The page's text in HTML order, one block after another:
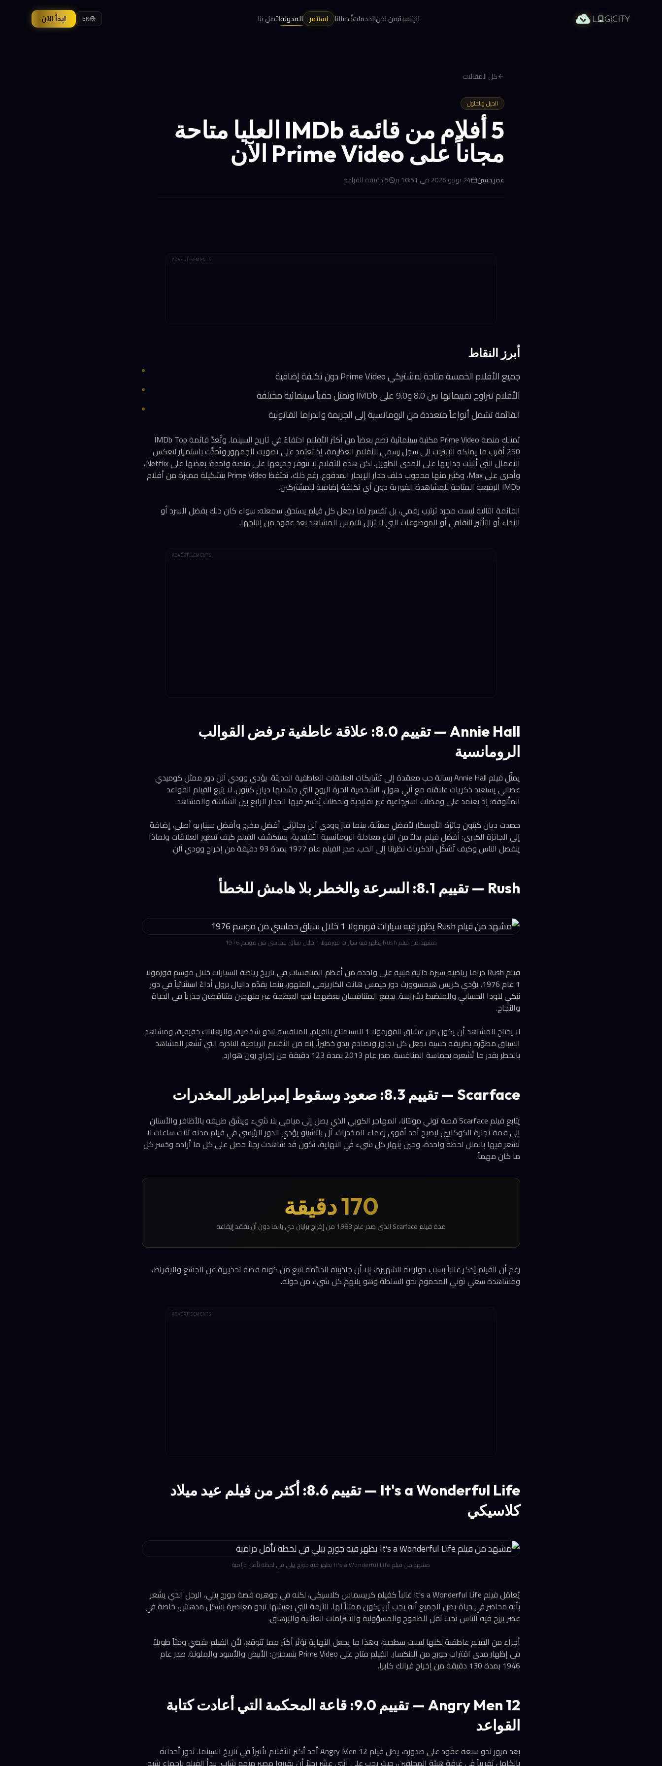
الرئيسيةمن نحنالخدماتأعمالنا استثمر المدونةاتصل بنا EN ابدأ الآن
كل المقالات
الحيل والحلول
5 أفلام من قائمة IMDb العليا متاحة
مجاناً على Prime Video الآن
عمر حسن 24 يونيو 2026 في 10:51 م 5دقيقة للقراءة
ADVERTISEMENTS
أبرز النقاط
جميع الأفلام الخمسة متاحة لمشتركي Prime Video دون تكلفة إضافية
الأفلام تتراوح تقييماتها بين 8.0 و9.0 على IMDb وتمثل حقباً سينمائية مختلفة
القائمة تشمل أنواعاً متعددة من الرومانسية إلى الجريمة والدراما القانونية
تمتلك منصة Prime Video مكتبة سينمائية تضم بعضاً من أكثر الأفلام احتفاءً في تاريخ السينما. وتُعدّ قائمة IMDb Top
250 أقرب ما يملكه الإنترنت إلى سجل رسمي للأفلام العظيمة، إذ تعتمد على تصويت الجمهور وتُحدَّث باستمرار لتعكس
الأعمال التي أثبتت جدارتها على المدى الطويل. لكن هذه الأفلام لا تتوفر جميعها على منصة واحدة؛ بعضها على Netflix،
وأخرى على Max، وكثير منها محجوب خلف جدار الإيجار المدفوع. رغم ذلك، تحتفظ Prime Video بتشكيلة مميزة من أفلام
IMDb الرفيعة المتاحة للمشاهدة الفورية دون أي تكلفة إضافية للمشتركين.
القائمة التالية ليست مجرد ترتيب رقمي، بل تفسير لما يجعل كل فيلم يستحق سمعته: سواء كان ذلك بفضل السرد أو
الأداء أو التأثير الثقافي أو الموضوعات التي لا تزال تلامس المشاهد بعد عقود من إنتاجها.
ADVERTISEMENTS
Annie Hall — تقييم 8.0: علاقة عاطفية ترفض القوالب
الرومانسية
يمثّل فيلم Annie Hall رسالة حب معقدة إلى تشابكات العلاقات العاطفية الحديثة. يؤدي وودي آلن دور ممثل كوميدي
عصابي يستعيد ذكريات علاقته مع آني هول، الشخصية الحرة الروح التي جسّدتها ديان كيتون. لا يتبع الفيلم القواعد
المألوفة؛ إذ يعتمد على ومضات استرجاعية غير تقليدية ولحظات يُكسر فيها الجدار الرابع بين الشاشة والمشاهد.
حصدت ديان كيتون جائزة الأوسكار لأفضل ممثلة، بينما فاز وودي آلن بجائزتي أفضل مخرج وأفضل سيناريو أصلي، إضافة
إلى الجائزة الكبرى: أفضل فيلم. بدلاً من اتباع معادلة الرومانسية التقليدية، يستكشف الفيلم كيف تتطور العلاقات ولماذا
ينفصل الناس وكيف تُشكّل الذكريات نظرتنا إلى الحب. صدر الفيلم عام 1977 بمدة 93 دقيقة من إخراج وودي آلن.
Rush — تقييم 8.1: السرعة والخطر بلا هامش للخطأ
مشهد من فيلم Rush يظهر فيه سيارات فورمولا 1 خلال سباق حماسي من موسم 1976
فيلم Rush دراما رياضية سيرة ذاتية مبنية على واحدة من أعظم المنافسات في تاريخ رياضة السيارات خلال موسم فورمولا
1 عام 1976. يؤدي كريس هيمسوورث دور جيمس هانت الكاريزمي المتهور، بينما يقدّم دانيال برول أداءً استثنائياً في دور
نيكي لاودا الحسابي والمنضبط بشراسة. يدفع المتنافسان بعضهما نحو العظمة عبر منهجين متناقضين جذرياً في الحياة
والنجاح.
لا يحتاج المشاهد أن يكون من عشاق الفورمولا 1 للاستمتاع بالفيلم. المنافسة تبدو شخصية، والرهانات حقيقية، ومشاهد
السباق مصوّرة بطريقة حسية تجعل كل تجاوز وتصادم يبدو خطيراً. إنه من الأفلام الرياضية النادرة التي تُشعر المشاهد
بالخطر بقدر ما تُشعره بحماسة المنافسة. صدر عام 2013 بمدة 123 دقيقة من إخراج رون هوارد.
Scarface — تقييم 8.3: صعود وسقوط إمبراطور المخدرات
يتابع فيلم Scarface قصة توني مونتانا، المهاجر الكوبي الذي يصل إلى ميامي بلا شيء ويشق طريقه بالأظافر والأسنان
إلى قمة تجارة الكوكايين ليصبح أحد أقوى زعماء المخدرات. آل باتشينو يؤدي الدور الرئيسي في فيلم مدته ثلاث ساعات لا
تشعر فيها بالملل لحظة واحدة، وحين ينهار كل شيء في النهاية، تكون قد شاهدت رجلاً حصل على كل ما أراده وخسر كل
ما كان مهماً.
170 دقيقة
مدة فيلم Scarface الذي صدر عام 1983 من إخراج برايان دي بالما دون أن يفقد إيقاعه
رغم أن الفيلم يُذكر غالباً بسبب حواراته الشهيرة، إلا أن جاذبيته الدائمة تنبع من كونه قصة تحذيرية عن الجشع والإفراط،
ومشاهدة سعي توني المحموم نحو السلطة وهو يلتهم كل شيء من حوله.
ADVERTISEMENTS
It's a Wonderful Life — تقييم 8.6: أكثر من فيلم عيد ميلاد
كلاسيكي
مشهد من فيلم It's a Wonderful Life يظهر فيه جورج بيلي في لحظة تأمل درامية
يُعامَل فيلم It's a Wonderful Life غالباً كفيلم كريسماس كلاسيكي، لكنه في جوهره قصة جورج بيلي، الرجل الذي يشعر
بأنه محاصر في حياة يظن الجميع أنه يجب أن يكون ممتناً لها. الأزمة التي يعيشها تبدو معاصرة بشكل مدهش، خاصة في
عصر يرزح فيه الناس تحت ثقل الطموح والمسؤولية والالتزامات العائلية والإرهاق.
أجزاء من الفيلم عاطفية لكنها ليست سطحية، وهذا ما يجعل النهاية تؤثر أكثر مما تتوقع، لأن الفيلم يقضي وقتاً طويلاً
في إظهار مدى اقتراب جورج من الانكسار. الفيلم متاح على Prime Video بنسختين: الأبيض والأسود والملونة. صدر عام
1946 بمدة 130 دقيقة من إخراج فرانك كابرا.
12 Angry Men — تقييم 9.0: قاعة المحكمة التي أعادت كتابة
القواعد
بعد مرور نحو سبعة عقود على صدوره، يظل فيلم 12 Angry Men أحد أكثر الأفلام تأثيراً في تاريخ السينما. تدور أحداثه
بالكامل تقريباً في غرفة هيئة المحلفين، حيث يجب على اثني عشر رجلاً أن يقرروا مصير متهم شاب. يبدأ الفيلم بإجماع شبه